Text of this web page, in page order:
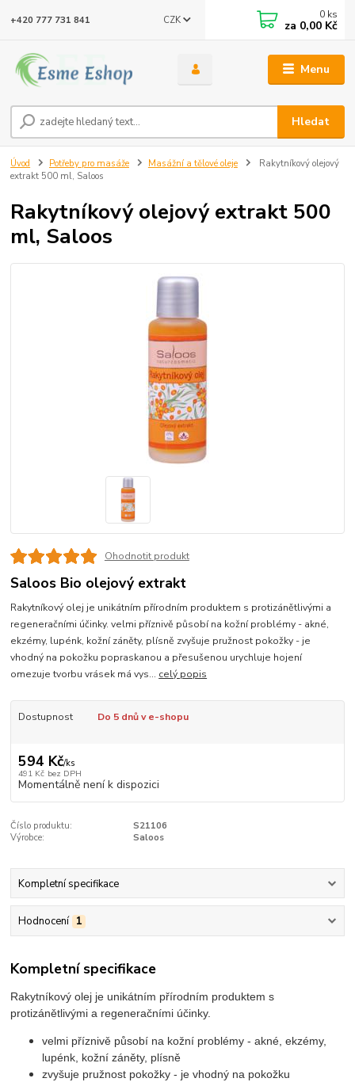
Menu
CZK
Hledat
+420 777 731 841 0 ks
za 0,00 Kč
Úvod Potřeby pro masáže Masážní a tělové oleje
Rakytníkový olejový
extrakt 500 ml, Saloos
Rakytníkový olejový extrakt 500
ml, Saloos
Ohodnotit produkt
Saloos Bio olejový extrakt
Rakytníkový olej je unikátním přírodním produktem s protizánětlivými a
regeneračními účinky. velmi příznivě působí na kožní problémy - akné,
ekzémy, lupénk, kožní záněty, plísně zvyšuje pružnost pokožky - je
vhodný na pokožku popraskanou a přesušenou urychluje hojení
omezuje tvorbu vrásek má vys... celý popis
Dostupnost Do 5 dnů v e-shopu
594 Kč/ks
491 Kč bez DPH
Momentálně není k dispozici
Číslo produktu:
S21106
Výrobce:
Saloos
Kompletní specifikace
Hodnocení 1
Kompletní specifikace
Rakytníkový olej je unikátním přírodním produktem s
protizánětlivými a regeneračními účinky.
velmi příznivě působí na kožní problémy - akné, ekzémy,
lupénk, kožní záněty, plísně
zvyšuje pružnost pokožky - je vhodný na pokožku